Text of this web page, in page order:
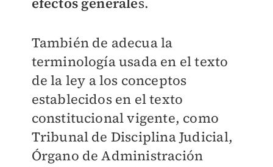
También de adecua la
terminología usada en el texto
de la ley a los conceptos
establecidos en el texto
constitucional vigente, como
Tribunal de Disciplina Judicial,
Órgano de Administración